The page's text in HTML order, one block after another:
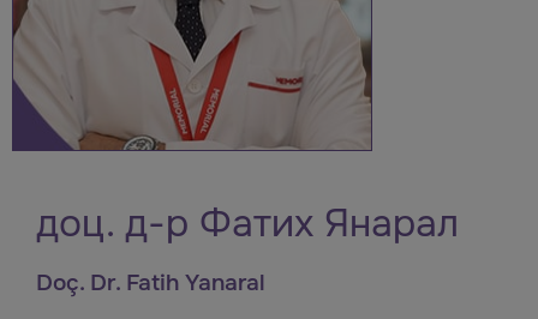
доц. д-р Фатих Янарал
Doç. Dr. Fatih Yanaral